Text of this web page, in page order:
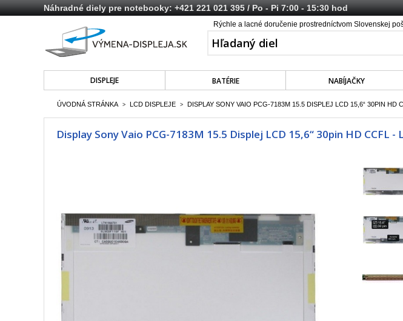
Náhradné diely pre notebooky:+421 221 021 395/ Po - Pi 7:00 - 15:30 hod
Rýchle a lacné doručenie prostredníctvom Slovenskej
DISPLEJE BATÉRIE NABÍJAČKY
ÚVODNÁ STRÁNKA > LCD DISPLEJE > DISPLAY SONY VAIO PCG-7183M 15.5 DISPLEJ LCD 15,6“ 30PIN HD
Display Sony Vaio PCG-7183M 15.5 Displej LCD 15,6“ 30pin HD CCFL -